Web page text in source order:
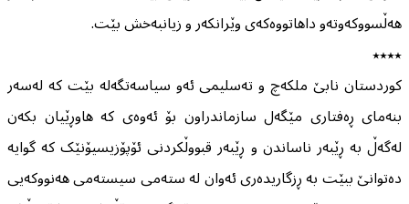
هەڵسووکەوتەو داهاتووەکەی وێرانکەر و زیانبەخش بێت.
٭٭٭٭
کوردستان نابێ ملکەچ و تەسلیمی ئەو سیاسەتگەلە بێت کە لەسەر
بنەمای ڕەفتاری مێگەل سازماندراون بۆ ئەوەی کە هاوڕێیان بکەن
لەگەڵ بە ڕێبەر ناساندن و ڕێبەر قبووڵکردنی ئۆپۆزیسیۆنێک کە گوایە
دەتوانێ ببێت بە ڕزگاریدەری ئەوان لە ستەمی سیستەمی هەنووکەیی